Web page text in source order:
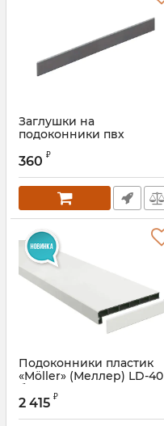
Заглушки на
подоконники пвх
топаз 605 мм
360 ₽
Подоконники пластик
«Möller» (Меллер) LD-40
белый матовый clean
touch
2 415 ₽